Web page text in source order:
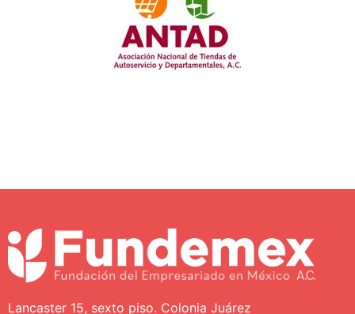
Lancaster 15, sexto piso. Colonia Juárez